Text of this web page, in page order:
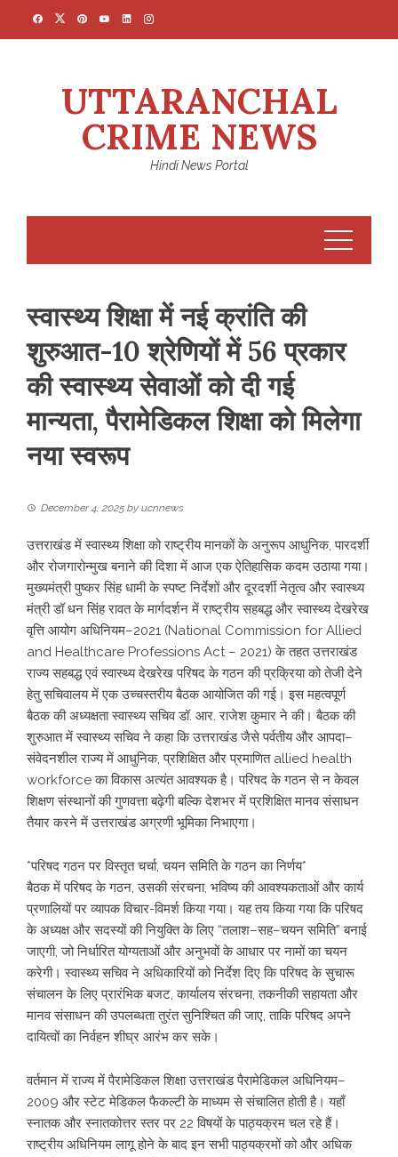
UTTARANCHAL
CRIME NEWS
Hindi News Portal
स्वास्थ्य शिक्षा में नई क्रांति की
शुरुआत-10 श्रेणियों में 56 प्रकार
की स्वास्थ्य सेवाओं को दी गई
मान्यता, पैरामेडिकल शिक्षा को मिलेगा
नया स्वरूप
December 4, 2025 by ucnnews
उत्तराखंड में स्वास्थ्य शिक्षा को राष्ट्रीय मानकों के अनुरूप आधुनिक, पारदर्शी
और रोजगारोन्मुख बनाने की दिशा में आज एक ऐतिहासिक कदम उठाया गया।
मुख्यमंत्री पुष्कर सिंह धामी के स्पष्ट निर्देशों और दूरदर्शी नेतृत्व और स्वास्थ्य
मंत्री डॉ धन सिंह रावत के मार्गदर्शन में राष्ट्रीय सहबद्ध और स्वास्थ्य देखरेख
वृत्ति आयोग अधिनियम–2021 (National Commission for Allied
and Healthcare Professions Act – 2021) के तहत उत्तराखंड
राज्य सहबद्ध एवं स्वास्थ्य देखरेख परिषद के गठन की प्रक्रिया को तेजी देने
हेतु सचिवालय में एक उच्चस्तरीय बैठक आयोजित की गई। इस महत्वपूर्ण
बैठक की अध्यक्षता स्वास्थ्य सचिव डॉ. आर. राजेश कुमार ने की। बैठक की
शुरुआत में स्वास्थ्य सचिव ने कहा कि उत्तराखंड जैसे पर्वतीय और आपदा–
संवेदनशील राज्य में आधुनिक, प्रशिक्षित और प्रमाणित allied health
workforce का विकास अत्यंत आवश्यक है। परिषद के गठन से न केवल
शिक्षण संस्थानों की गुणवत्ता बढ़ेगी बल्कि देशभर में प्रशिक्षित मानव संसाधन
तैयार करने में उत्तराखंड अग्रणी भूमिका निभाएगा।
*परिषद गठन पर विस्तृत चर्चा, चयन समिति के गठन का निर्णय*
बैठक में परिषद के गठन, उसकी संरचना, भविष्य की आवश्यकताओं और कार्य
प्रणालियों पर व्यापक विचार-विमर्श किया गया। यह तय किया गया कि परिषद
के अध्यक्ष और सदस्यों की नियुक्ति के लिए “तलाश–सह–चयन समिति” बनाई
जाएगी, जो निर्धारित योग्यताओं और अनुभवों के आधार पर नामों का चयन
करेगी। स्वास्थ्य सचिव ने अधिकारियों को निर्देश दिए कि परिषद के सुचारू
संचालन के लिए प्रारंभिक बजट, कार्यालय संरचना, तकनीकी सहायता और
मानव संसाधन की उपलब्धता तुरंत सुनिश्चित की जाए, ताकि परिषद अपने
दायित्वों का निर्वहन शीघ्र आरंभ कर सके।
वर्तमान में राज्य में पैरामेडिकल शिक्षा उत्तराखंड पैरामेडिकल अधिनियम–
2009 और स्टेट मेडिकल फैकल्टी के माध्यम से संचालित होती है। यहाँ
स्नातक और स्नातकोत्तर स्तर पर 22 विषयों के पाठ्यक्रम चल रहे हैं।
राष्ट्रीय अधिनियम लागू होने के बाद इन सभी पाठ्यक्रमों को और अधिक